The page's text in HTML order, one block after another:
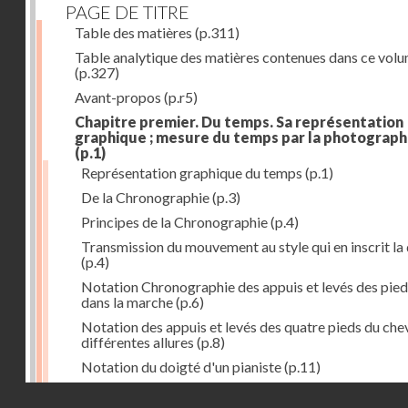
PAGE DE TITRE
Table des matières (p.311)
Table analytique des matières contenues dans ce
(p.327)
Avant-propos (p.r5)
Chapitre premier. Du temps. Sa représentation
graphique ; mesure du temps par la
(p.1)
Représentation graphique du temps (p.1)
De la Chronographie(p.3)
Principes de la Chronographie(p.4)
Transmission du mouvement au style qui en inscrit la
(p.4)
Notation Chronographie des appuis et levés des
dans la marche(p.6)
Notation des appuis et levés des quatre pieds du
différentes allures (p.8)
Notation du doigté d'un pianiste(p.11)